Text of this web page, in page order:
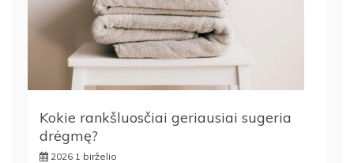
Kokie rankšluosčiai geriausiai sugeria
drėgmę?
2026 1 birželio